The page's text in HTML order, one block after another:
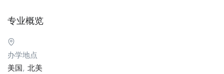
专业概览
办学地点
美国, 北美